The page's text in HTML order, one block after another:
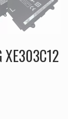
XE303C12